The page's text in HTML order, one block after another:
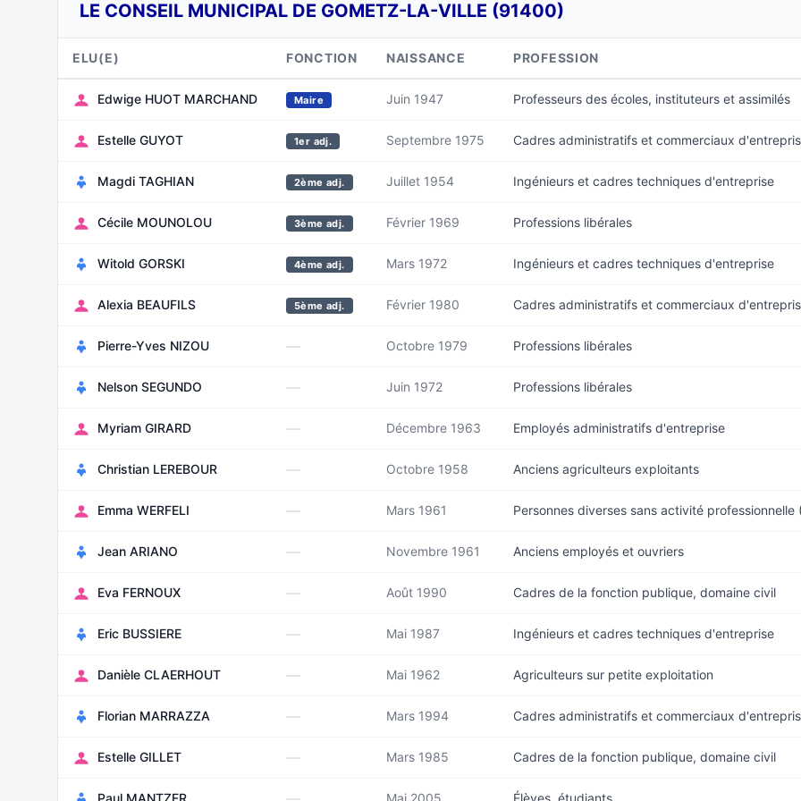
LE CONSEIL MUNICIPAL DE GOMETZ-LA-VILLE (91400)
ELU(E) FONCTION NAISSANCE PROFESSION
Edwige HUOT MARCHAND Maire Juin 1947 Professeurs des écoles, instituteurs et assimilés
Estelle GUYOT 1er adj. Septembre 1975 Cadres administratifs et commerciaux
Magdi TAGHIAN 2ème adj. Juillet 1954 Ingénieurs et cadres techniques d'entreprise
Cécile MOUNOLOU 3ème adj. Février 1969 Professions libérales
Witold GORSKI 4ème adj. Mars 1972 Ingénieurs et cadres techniques d'entreprise
Alexia BEAUFILS 5ème adj. Février 1980 Cadres administratifs et commerciaux
Pierre-Yves NIZOU — Octobre 1979 Professions libérales
Nelson SEGUNDO — Juin 1972 Professions libérales
Myriam GIRARD — Décembre 1963 Employés administratifs d'entreprise
Christian LEREBOUR — Octobre 1958 Anciens agriculteurs exploitants
Emma WERFELI — Mars 1961 Personnes diverses sans activité professionnelle
Jean ARIANO — Novembre 1961 Anciens employés et ouvriers
Eva FERNOUX — Août 1990 Cadres de la fonction publique, domaine civil
Eric BUSSIERE — Mai 1987 Ingénieurs et cadres techniques d'entreprise
Danièle CLAERHOUT — Mai 1962 Agriculteurs sur petite exploitation
Florian MARRAZZA — Mars 1994 Cadres administratifs et commerciaux
Estelle GILLET — Mars 1985 Cadres de la fonction publique, domaine civil
Paul MANTZER Mai 2005 Élèves, étudiants